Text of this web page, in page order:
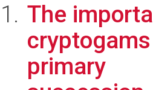
The
primary